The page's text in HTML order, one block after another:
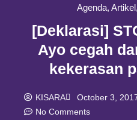
Agenda, Artikel,
[Deklarasi]
Ayo cegah
kekerasan
KISARA October 3,
No Comments